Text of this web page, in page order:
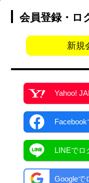
会員登録・ロ
新規
Yahoo!
Facebook
LINEでロ
Googleで